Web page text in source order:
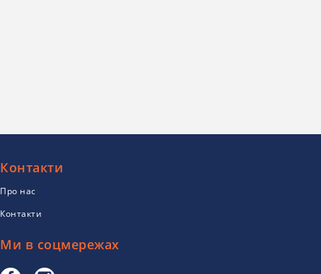
Контакти
Про нас
Контакти
Ми в соцмережах